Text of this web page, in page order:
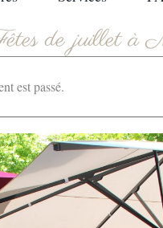
de juillet à
est passé.